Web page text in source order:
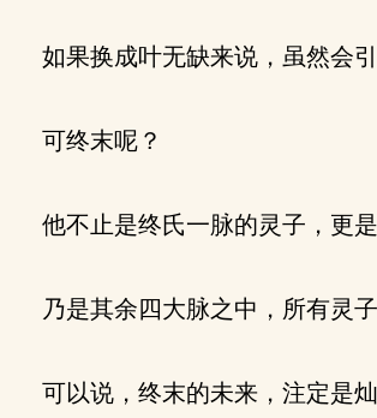
如果换成叶无缺来说，虽然会
可终末呢？
他不止是终氏一脉的灵子，更
乃是其余四大脉之中，所有灵
可以说，终末的未来，注定是灿